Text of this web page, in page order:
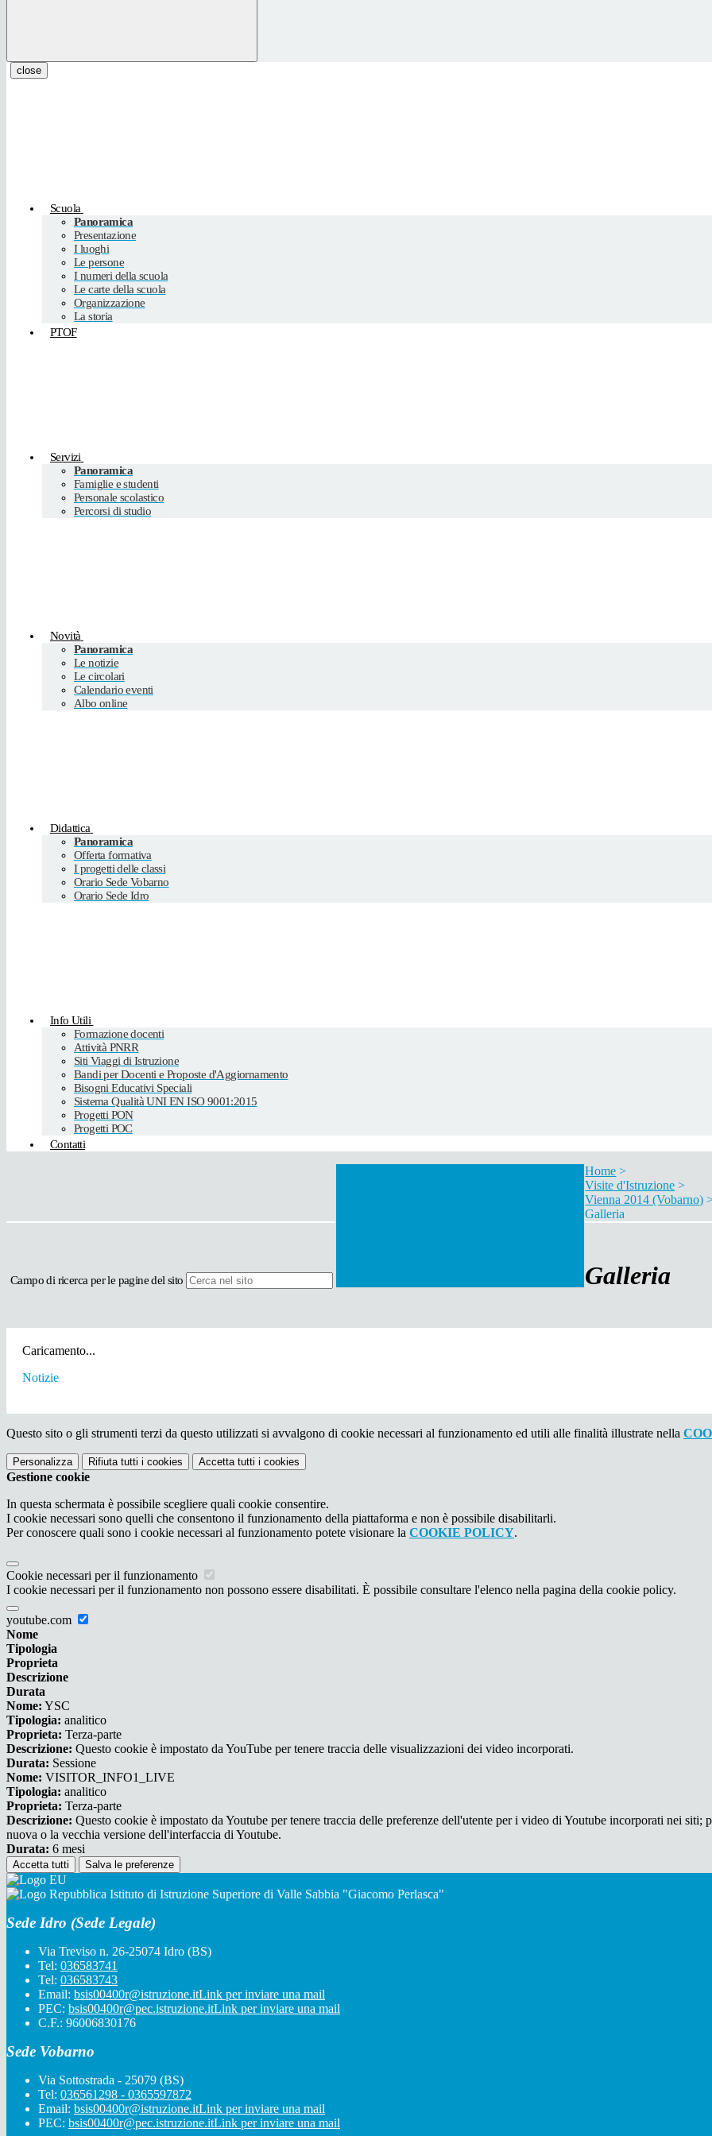
close
Scuola
Panoramica
Presentazione
I luoghi
Le persone
I numeri della scuola
Le carte della scuola
Organizzazione
La storia
PTOF
Servizi
Panoramica
Famiglie e studenti
Personale scolastico
Percorsi di studio
Novità
Panoramica
Le notizie
Le circolari
Calendario eventi
Albo online
Didattica
Panoramica
Offerta formativa
I progetti delle classi
Orario Sede Vobarno
Orario Sede Idro
Info Utili
Formazione docenti
Attività PNRR
Siti Viaggi di Istruzione
Bandi per Docenti e Proposte d'Aggiornamento
Bisogni Educativi Speciali
Sistema Qualità UNI EN ISO 9001:2015
Progetti PON
Progetti POC
Contatti
Campo di ricerca per le pagine del sito
Home >
Visite d'Istruzione >
Vienna 2014 (Vobarno)
Galleria
Galleria
Caricamento...
Notizie
Questo sito o gli strumenti terzi da questo utilizzati si avvalgono di cookie necessari al funzionamento ed utili alle finalità illustrate nella
Personalizza Rifiuta tutti i cookies Accetta tutti i cookies
Gestione cookie
In questa schermata è possibile scegliere quali cookie consentire.
I cookie necessari sono quelli che consentono il funzionamento della piattaforma e non è possibile disabilitarli.
Per conoscere quali sono i cookie necessari al funzionamento potete visionare la COOKIE POLICY.
Cookie necessari per il funzionamento
I cookie necessari per il funzionamento non possono essere disabilitati. È possibile consultare l'elenco nella pagina della cookie policy.
youtube.com
Nome
Tipologia
Proprieta
Descrizione
Durata
Nome: YSC
Tipologia: analitico
Proprieta: Terza-parte
Descrizione: Questo cookie è impostato da YouTube per tenere traccia delle visualizzazioni dei video incorporati.
Durata: Sessione
Nome: VISITOR_INFO1_LIVE
Tipologia: analitico
Proprieta: Terza-parte
Descrizione: Questo cookie è impostato da Youtube per tenere traccia delle preferenze dell'utente per i video di Youtube incorporati nei
nuova o la vecchia versione dell'interfaccia di Youtube.
Durata: 6 mesi
Accetta tutti Salva le preferenze
Istituto di Istruzione Superiore di Valle Sabbia "Giacomo Perlasca"
Sede Idro (Sede Legale)
Via Treviso n. 26-25074 Idro (BS)
Tel: 036583741
Tel: 036583743
Email: bsis00400r@istruzione.itLink per inviare una mail
PEC: bsis00400r@pec.istruzione.itLink per inviare una mail
C.F.: 96006830176
Sede Vobarno
Via Sottostrada - 25079 (BS)
Tel: 036561298 - 0365597872
Email: bsis00400r@istruzione.itLink per inviare una mail
PEC: bsis00400r@pec.istruzione.itLink per inviare una mail